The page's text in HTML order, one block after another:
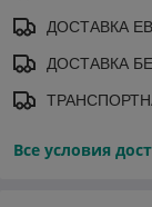
ДОСТАВКА
ДОСТАВКА
Все условия